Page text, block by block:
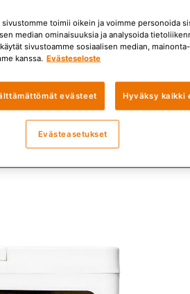
-55%
Monivitamiini
sivustomme toimii oikein ja voimme personoida
median ominaisuuksia ja analysoida
sivustoamme sosiaalisen median,
kanssa. Evästeseloste
evästeet Hyväksy kaikki
Evästeasetukset